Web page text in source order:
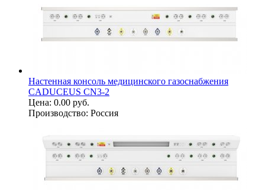
Настенная консоль медицинского газоснабжения
CADUCEUS CN3-2
Цена: 0.00 руб.
Производство: Россия